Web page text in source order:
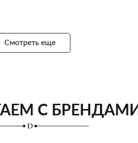
Смотреть еще
С